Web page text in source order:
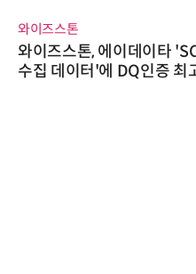
와이즈스톤
와이즈스톤, 에이데이타
수집 데이터'에 DQ인증 최